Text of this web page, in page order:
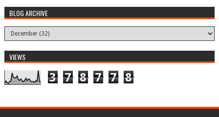
BLOG ARCHIVE
VIEWS
3 7 8 7 7 8